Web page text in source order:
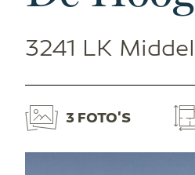
3241 LK
3 FOTO'S